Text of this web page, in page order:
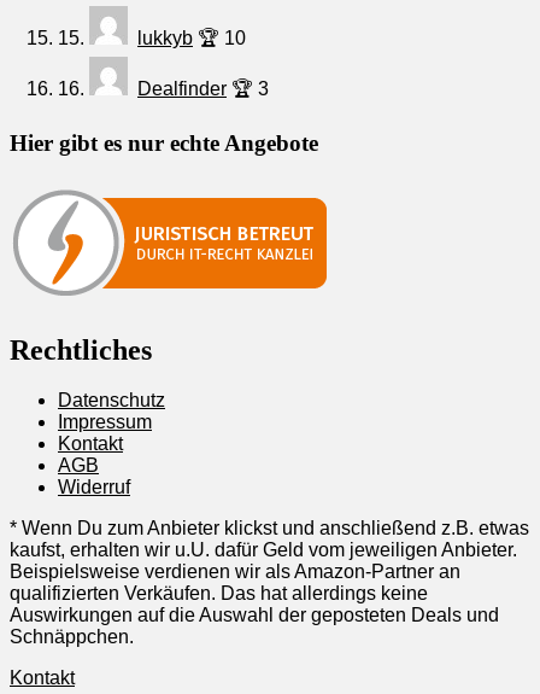
15. lukkyb 🏆 10
16. Dealfinder 🏆 3
Hier gibt es nur echte Angebote
Rechtliches
Datenschutz
Impressum
Kontakt
AGB
Widerruf
* Wenn Du zum Anbieter klickst und anschließend z.B. etwas
kaufst, erhalten wir u.U. dafür Geld vom jeweiligen Anbieter.
Beispielsweise verdienen wir als Amazon-Partner an
qualifizierten Verkäufen. Das hat allerdings keine
Auswirkungen auf die Auswahl der geposteten Deals und
Schnäppchen.
Kontakt